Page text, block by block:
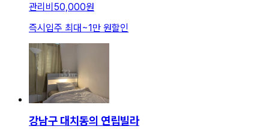
관리비 50,000원
즉시입주 최대~1만 원할인
강남구 대치동의 연립빌라